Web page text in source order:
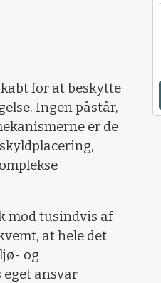
for at beskytte
Ingen påstår,
er de
mod tusindvis af
at hele det
og
ansvar